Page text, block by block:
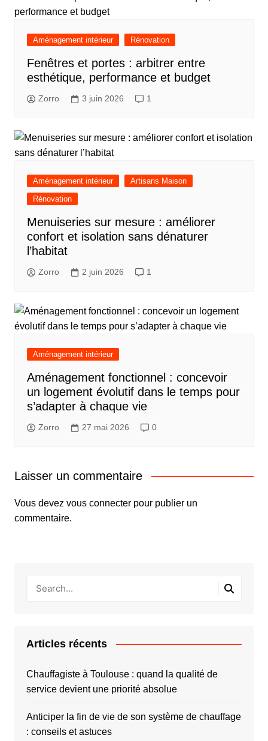
Aménagement intérieur Rénovation
Fenêtres et portes : arbitrer entre
esthétique, performance et budget
Zorro 3 juin 2026 1
Aménagement intérieur
Artisans Maison
Rénovation
Menuiseries sur mesure : améliorer
confort et isolation sans dénaturer
l’habitat
Zorro 2 juin 2026 1
Aménagement intérieur
Aménagement fonctionnel : concevoir
un logement évolutif dans le temps pour
s’adapter à chaque vie
Zorro 27 mai 2026 0
Laisser un commentaire
Vous devez vous connecterpour publier un
commentaire.
Articles récents
Chauffagiste à Toulouse : quand la qualité de
service devient une priorité absolue
Anticiper la fin de vie de son système de chauffage
: conseils et astuces